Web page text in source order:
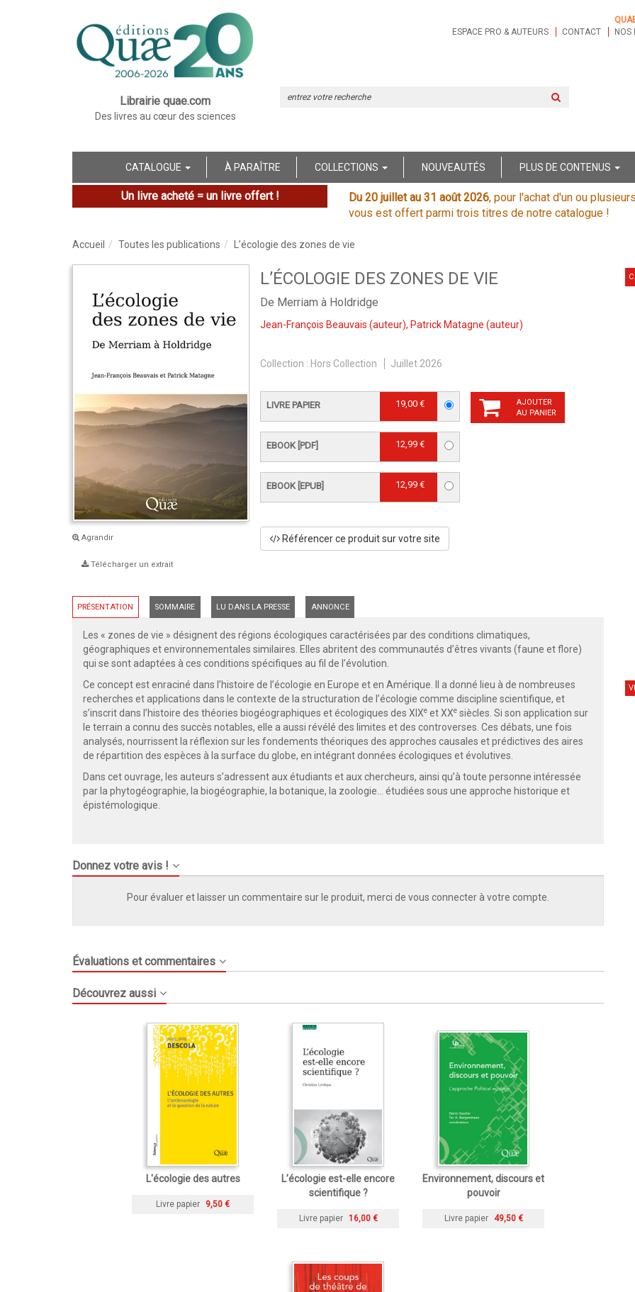
Librairie quae.com
Des livres au cœur des sciences
ESPACE PRO & AUTEURS CONTACT
NOS
CATALOGUE À PARAÎTRE COLLECTIONS NOUVEAUTÉS PLUS DE CONTENUS
Un livre acheté = un livre offert ! Du 20 juillet au 31 août 2026, pour l'achat d'un ou
vous est offert parmi trois titres de notre catalogue !
Accueil Toutes les publications L’écologie des zones de vie
Agrandir
Télécharger un extrait
L’ÉCOLOGIE DES ZONES DE VIE
De Merriam à Holdridge
Jean-François Beauvais (auteur), Patrick Matagne (auteur)
Collection : Hors Collection Juillet 2026
LIVRE PAPIER 19,00 €
EBOOK [PDF] 12,99 €
EBOOK [EPUB] 12,99 €
AJOUTER
AU PANIER
Référencer ce produit sur votre site
PRÉSENTATION SOMMAIRE LU DANS LA PRESSE ANNONCE
Les « zones de vie » désignent des régions écologiques caractérisées par des conditions climatiques,
géographiques et environnementales similaires. Elles abritent des communautés d’êtres vivants (faune et flore)
qui se sont adaptées à ces conditions spécifiques au fil de l’évolution.
Ce concept est enraciné dans l’histoire de l’écologie en Europe et en Amérique. Il a donné lieu à de nombreuses
recherches et applications dans le contexte de la structuration de l’écologie comme discipline scientifique, et
s’inscrit dans l’histoire des théories biogéographiques et écologiques des XIXe et XXe siècles. Si son application sur
le terrain a connu des succès notables, elle a aussi révélé des limites et des controverses. Ces débats, une fois
analysés, nourrissent la réflexion sur les fondements théoriques des approches causales et prédictives des aires
de répartition des espèces à la surface du globe, en intégrant données écologiques et évolutives.
Dans cet ouvrage, les auteurs s’adressent aux étudiants et aux chercheurs, ainsi qu’à toute personne intéressée
par la phytogéographie, la biogéographie, la botanique, la zoologie… étudiées sous une approche historique et
épistémologique.
Donnez votre avis !
Pour évaluer et laisser un commentaire sur le produit, merci de vous connecter à votre compte.
Évaluations et commentaires
Découvrez aussi
L'écologie des autres
Livre papier 9,50 €
L’écologie est-elle encore
scientifique ?
Livre papier 16,00 €
Environnement, discours et
pouvoir
Livre papier 49,50 €